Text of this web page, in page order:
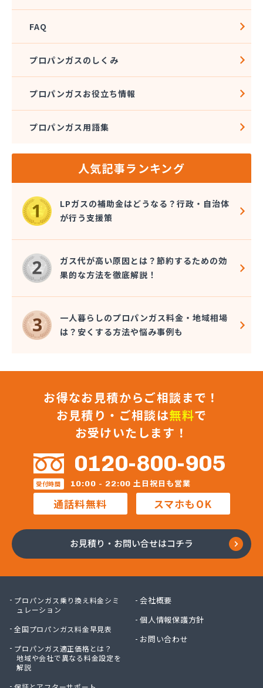
FAQ
プロパンガスのしくみ
プロパンガスお役立ち情報
プロパンガス用語集
人気記事ランキング
LPガスの補助金はどうなる？行政・自治体
が行う支援策
ガス代が高い原因とは？節約するための効
果的な方法を徹底解説！
一人暮らしのプロパンガス料金・地域相場
は？安くする方法や悩み事例も
お得なお見積からご相談まで！
お見積り・ご相談は無料で
お受けいたします！
0120-800-905
受付時間 10:00 - 22:00 土日祝日も営業
通話料無料 スマホもOK
お見積り・お問い合せはコチラ
プロパンガス乗り換え料金シミ
ュレーション
全国プロパンガス料金早見表
プロパンガス適正価格とは？
地域や会社で異なる料金設定を
解説
会社概要
個人情報保護方針
お問い合わせ